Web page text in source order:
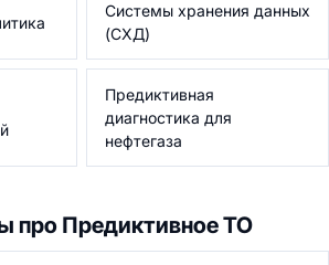
Системы хранения данных
(СХД)
Предиктивная
диагностика для
нефтегаза
про Предиктивное ТО